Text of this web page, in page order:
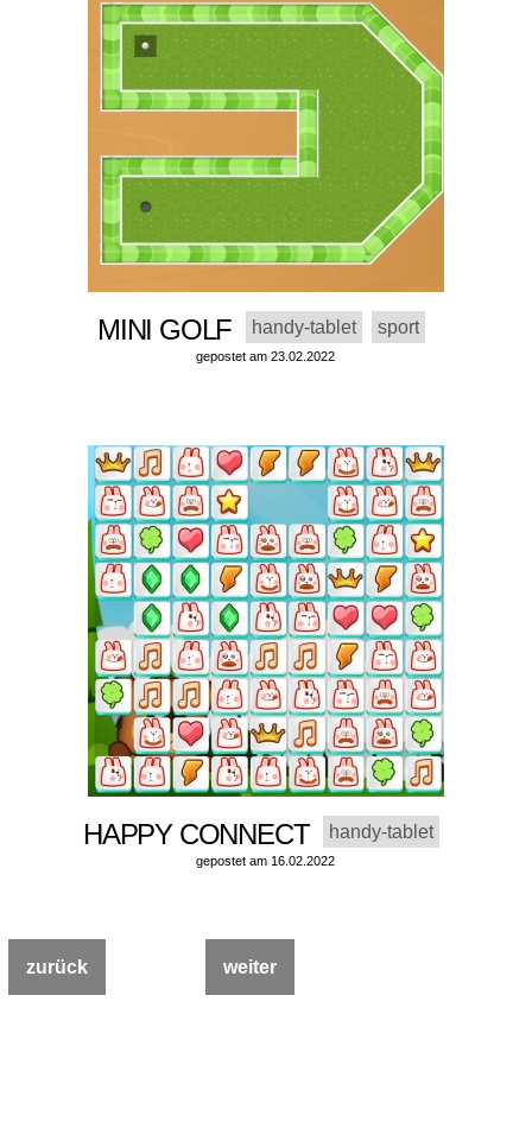
MINI GOLF handy-tablet sport
gepostet am 23.02.2022
HAPPY CONNECT handy-tablet
gepostet am 16.02.2022
zurück weiter